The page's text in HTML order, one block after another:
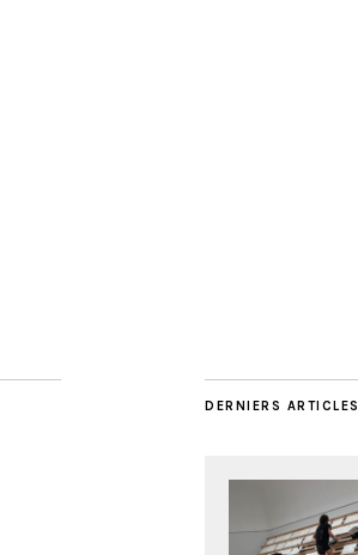
DERNIERS ARTICLES